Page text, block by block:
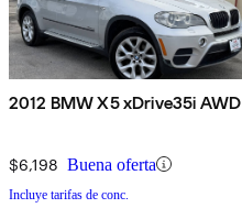
2012 BMW X5 xDrive35i AWD
$6,198 Buena oferta
Incluye tarifas de conc.